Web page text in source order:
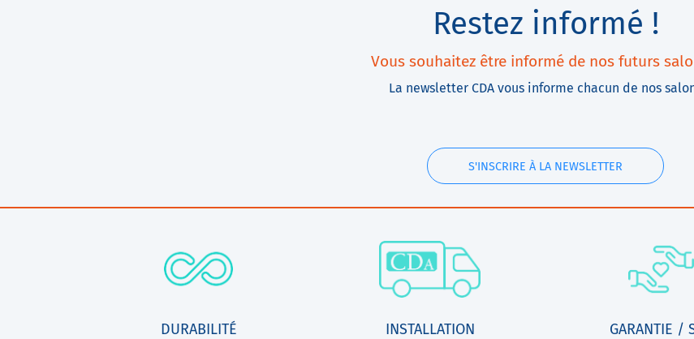
Restez informé !
Vous souhaitez être informé de nos futurs
La newsletter CDA vous informe chacun de nos
S'INSCRIRE À LA NEWSLETTER
DURABILITÉ INSTALLATION GARANTIE /